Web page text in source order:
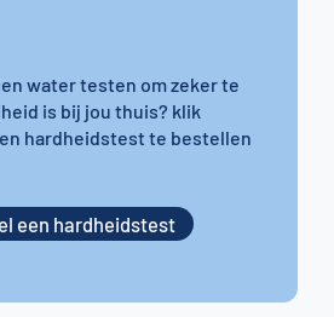
water testen om zeker te
is bij jou thuis? klik
hardheidstest te bestellen
een hardheidstest